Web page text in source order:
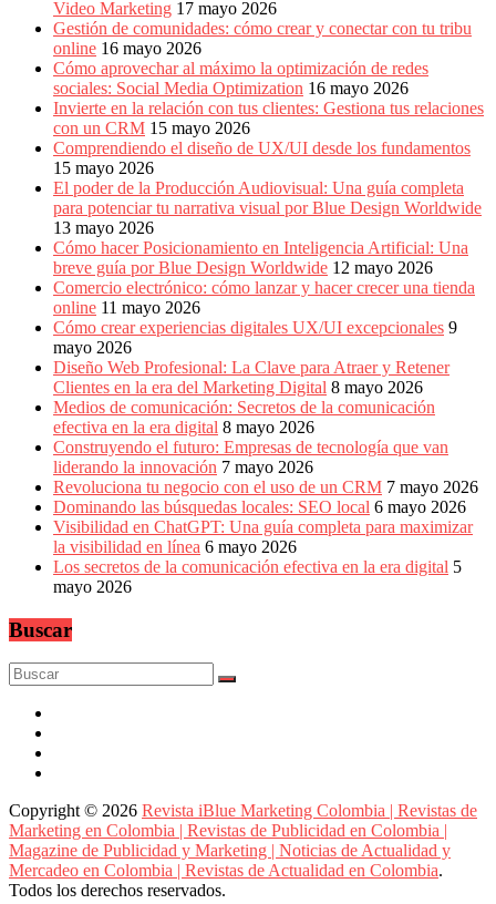
Video Marketing 17 mayo 2026
Gestión de comunidades: cómo crear y conectar con tu tribu
online 16 mayo 2026
Cómo aprovechar al máximo la optimización de redes
sociales: Social Media Optimization 16 mayo 2026
Invierte en la relación con tus clientes: Gestiona tus relaciones
con un CRM 15 mayo 2026
Comprendiendo el diseño de UX/UI desde los fundamentos
15 mayo 2026
El poder de la Producción Audiovisual: Una guía completa
para potenciar tu narrativa visual por Blue Design Worldwide
13 mayo 2026
Cómo hacer Posicionamiento en Inteligencia Artificial: Una
breve guía por Blue Design Worldwide 12 mayo 2026
Comercio electrónico: cómo lanzar y hacer crecer una tienda
online 11 mayo 2026
Cómo crear experiencias digitales UX/UI excepcionales 9
mayo 2026
Diseño Web Profesional: La Clave para Atraer y Retener
Clientes en la era del Marketing Digital 8 mayo 2026
Medios de comunicación: Secretos de la comunicación
efectiva en la era digital 8 mayo 2026
Construyendo el futuro: Empresas de tecnología que van
liderando la innovación 7 mayo 2026
Revoluciona tu negocio con el uso de un CRM 7 mayo 2026
Dominando las búsquedas locales: SEO local 6 mayo 2026
Visibilidad en ChatGPT: Una guía completa para maximizar
la visibilidad en línea 6 mayo 2026
Los secretos de la comunicación efectiva en la era digital 5
mayo 2026
Buscar
Copyright © 2026 Revista iBlue Marketing Colombia | Revistas de
Marketing en Colombia | Revistas de Publicidad en Colombia |
Magazine de Publicidad y Marketing | Noticias de Actualidad y
Mercadeo en Colombia | Revistas de Actualidad en Colombia.
Todos los derechos reservados.